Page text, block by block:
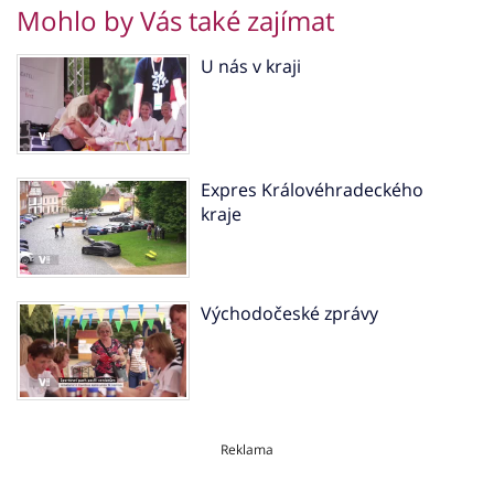
Mohlo by Vás také zajímat
U nás v kraji
Expres Královéhradeckého
kraje
Východočeské zprávy
Reklama